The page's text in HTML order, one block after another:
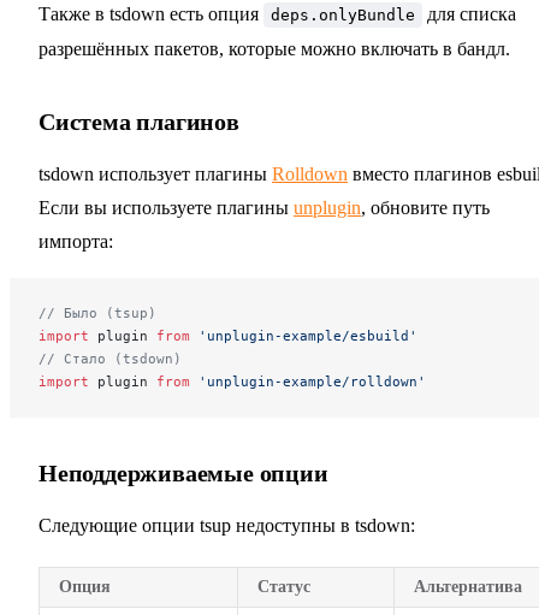
Также в tsdown есть опция deps.onlyBundle
для списка
разрешённых пакетов, которые можно включать в бандл.
Система плагинов
tsdown использует плагины Rolldown вместо плагинов
Если вы используете плагины unplugin, обновите путь
импорта:
// Было (tsup)
import plugin from 'unplugin-example/esbuild'
// Стало (tsdown)
import plugin from 'unplugin-example/rolldown'
Неподдерживаемые опции
Следующие опции tsup недоступны в tsdown:
Опция Статус Альтернатива